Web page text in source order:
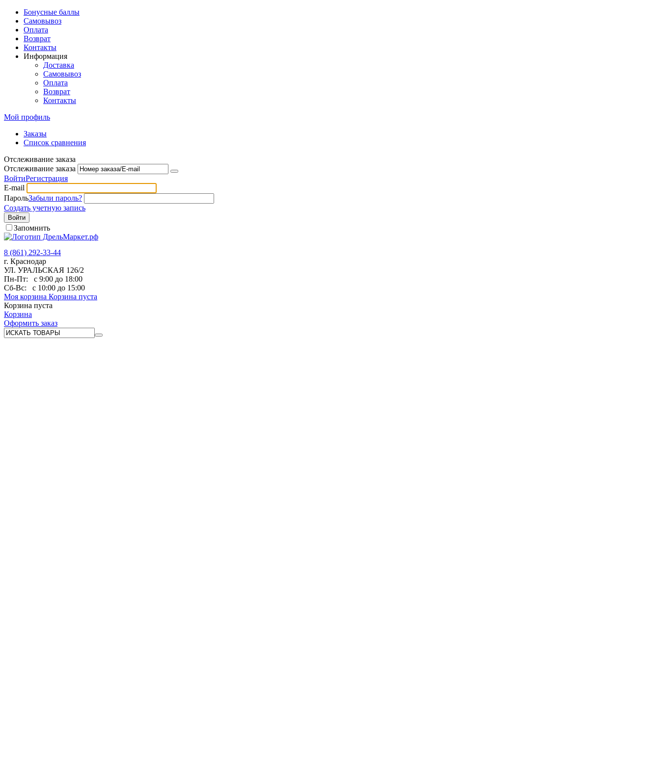
Бонусные баллы
Самовывоз
Оплата
Возврат
Контакты
Информация
Доставка
Самовывоз
Оплата
Возврат
Контакты
Мой профиль
Заказы
Список сравнения
Отслеживание заказа
Отслеживание заказа
ВойтиРегистрация
E-mail
ПарольЗабыли пароль?
Создать учетную запись
Войти
Запомнить
8 (861) 292-33-44
г. Краснодар
УЛ. УРАЛЬСКАЯ 126/2
Пн-Пт:
с 9:00 до 18:00
Сб-Вс:
с 10:00 до 15:00
Моя корзина Корзина пуста
Корзина пуста
Корзина
Оформить заказ